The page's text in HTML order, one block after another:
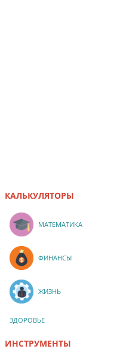
КАЛЬКУЛЯТОРЫ
МАТЕМАТИКА
ФИНАНСЫ
ЖИЗНЬ
ЗДОРОВЬЕ
ИНСТРУМЕНТЫ